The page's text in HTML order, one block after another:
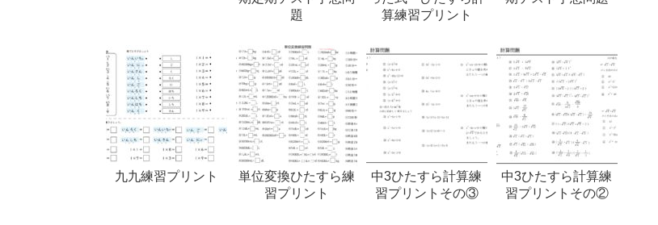
題
算練習プリント
九九練習プリント
単位変換ひたすら練
習プリント
中3ひたすら計算練
習プリントその③
中3ひたすら計算練
習プリントその②